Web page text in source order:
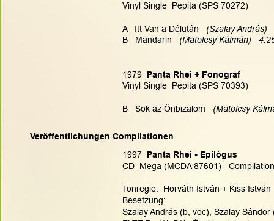
Vinyl Single  Pepita (SPS 70272)
A   Itt Van a Délután
(Szalay András)
B   Mandarin
(Matolcsy Kálmán)
1979
  Panta Rhei + Fonograf
Vinyl Single  Pepita (SPS 70393)
B   Sok az Önbizalom (Matolcsy
1997
  Panta Rhei - Epilógus
CD  Mega (MCDA 87601)   Compilation
Tonregie:  Horváth István + Kiss
Besetzung:
Szalay András (b, voc), Szalay
Veröffentlichungen Compilationen